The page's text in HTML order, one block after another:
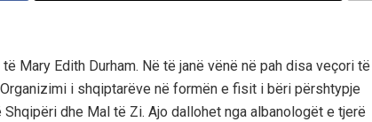
Mary Edith Durham. Në të janë vënë në pah disa veçori të
i shqiptarëve në formën e fisit i bëri përshtypje
dhe Mal të Zi. Ajo dallohet nga albanologët e tjerë